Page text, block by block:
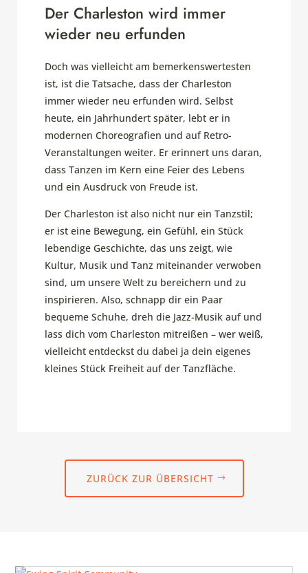
Der Charleston wird immer
wieder neu erfunden
Doch was vielleicht am bemerkenswertesten
ist, ist die Tatsache, dass der Charleston
immer wieder neu erfunden wird. Selbst
heute, ein Jahrhundert später, lebt er in
modernen Choreografien und auf Retro-
Veranstaltungen weiter. Er erinnert uns daran,
dass Tanzen im Kern eine Feier des Lebens
und ein Ausdruck von Freude ist.
Der Charleston ist also nicht nur ein Tanzstil;
er ist eine Bewegung, ein Gefühl, ein Stück
lebendige Geschichte, das uns zeigt, wie
Kultur, Musik und Tanz miteinander verwoben
sind, um unsere Welt zu bereichern und zu
inspirieren. Also, schnapp dir ein Paar
bequeme Schuhe, dreh die Jazz-Musik auf und
lass dich vom Charleston mitreißen – wer weiß,
vielleicht entdeckst du dabei ja dein eigenes
kleines Stück Freiheit auf der Tanzfläche.
ZURÜCK ZUR ÜBERSICHT